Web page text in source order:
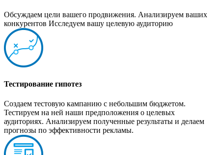
Обсуждаем цели вашего продвижения. Анализируем ваших
конкурентов Исследуем вашу целевую аудиторию
Тестирование гипотез
Создаем тестовую кампанию с небольшим бюджетом.
Тестируем на ней наши предположения о целевых
аудиториях. Анализируем полученные результаты и делаем
прогнозы по эффективности рекламы.